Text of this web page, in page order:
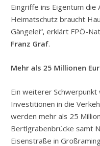
Eingriffe ins Eigentum die
Heimatschutz braucht
Gängelei“, erklärt FPÖ-
Franz Graf.
Mehr als 25 Millionen
Ein weiterer Schwerpunkt
Investitionen in die
werden mehr als 25
Bertlgrabenbrücke samt
Eisenstraße in